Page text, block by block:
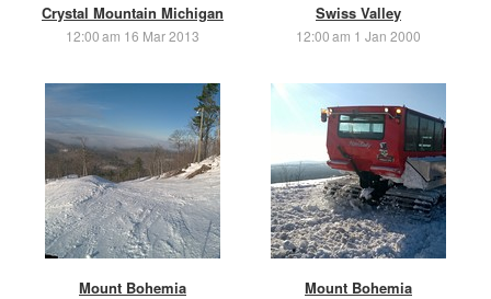
Crystal Mountain Michigan
12:00 am 16 Mar 2013
Swiss Valley
12:00 am 1 Jan 2000
Mount Bohemia Mount Bohemia